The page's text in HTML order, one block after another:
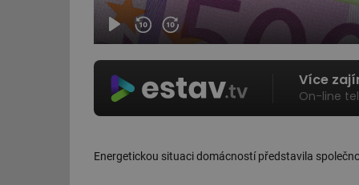
Více
On-line
Energetickou situaci domácností představila